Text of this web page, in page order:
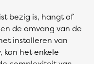
bezig is, hangt af
de omvang van de
installeren van
kan het enkele